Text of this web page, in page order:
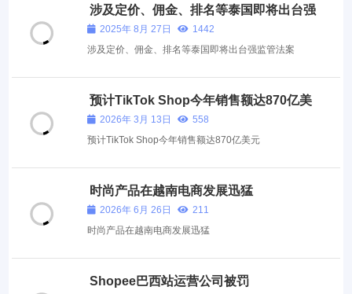
涉及定价、佣金、排名等泰国即将出台强
监管法案
2025年 8月 27日
1442
涉及定价、佣金、排名等泰国即将出台强监管法案
预计TikTok Shop今年销售额达870亿美
元 2026年 3月 13日
558
预计TikTok Shop今年销售额达870亿美元
时尚产品在越南电商发展迅猛
2026年 6月 26日
211
时尚产品在越南电商发展迅猛
Shopee巴西站运营公司被罚